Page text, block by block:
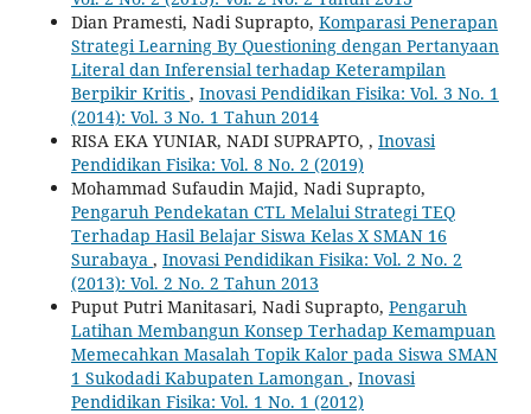
Dian Pramesti, Nadi Suprapto, Komparasi Penerapan
Strategi Learning By Questioning dengan Pertanyaan
Literal dan Inferensial terhadap Keterampilan
Berpikir Kritis , Inovasi Pendidikan Fisika: Vol. 3 No. 1
(2014): Vol. 3 No. 1 Tahun 2014
RISA EKA YUNIAR, NADI SUPRAPTO, , Inovasi
Pendidikan Fisika: Vol. 8 No. 2 (2019)
Mohammad Sufaudin Majid, Nadi Suprapto,
Pengaruh Pendekatan CTL Melalui Strategi TEQ
Terhadap Hasil Belajar Siswa Kelas X SMAN ‎‎16
Surabaya‎ , Inovasi Pendidikan Fisika: Vol. 2 No. 2
(2013): Vol. 2 No. 2 Tahun 2013
Puput Putri Manitasari, Nadi Suprapto, Pengaruh
Latihan Membangun Konsep Terhadap Kemampuan
Memecahkan Masalah Topik Kalor ‎pada Siswa SMAN
1 Sukodadi Kabupaten Lamongan‎ , Inovasi
Pendidikan Fisika: Vol. 1 No. 1 (2012)